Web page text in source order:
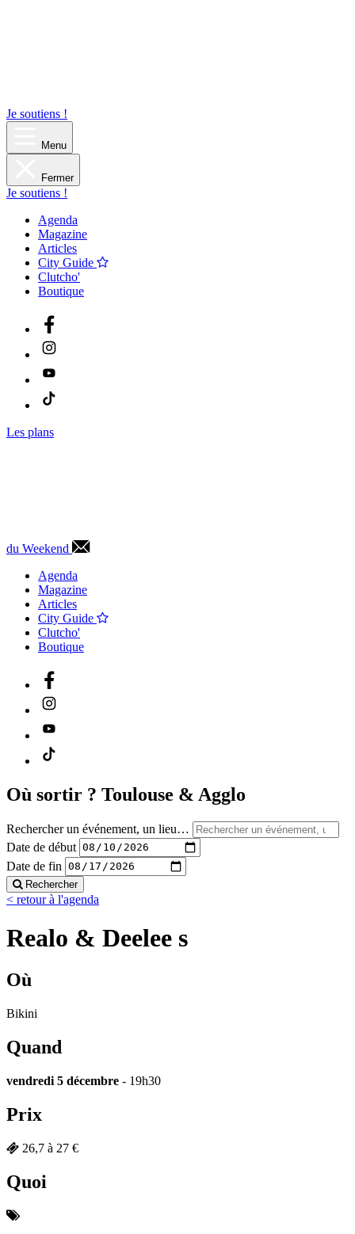
Je soutiens !
Menu
Fermer
Je soutiens !
Agenda
Magazine
Articles
City Guide
Clutcho'
Boutique
Les plans
du Weekend
Agenda
Magazine
Articles
City Guide
Clutcho'
Boutique
Où sortir ? Toulouse & Agglo
Rechercher un événement, un lieu…
Date de début
Date de fin
Rechercher
< retour à l'agenda
Realo & Deelee s
Où
Bikini
Quand
vendredi 5 décembre - 19h30
Prix
26,7 à 27 €
Quoi